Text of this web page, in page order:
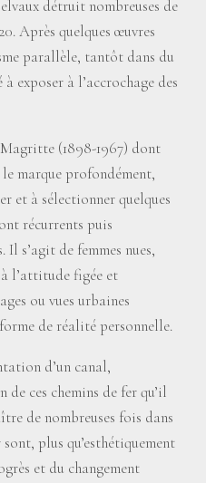
détruit nombreuses de
Après quelques œuvres
parallèle, tantôt dans du
exposer à l’accrochage des
(1898-1967) dont
marque profondément,
et à sélectionner quelques
récurrents puis
Il s’agit de femmes nues,
à l’attitude figée et
ou vues urbaines
de réalité personnelle.
d’un canal,
ces chemins de fer qu’il
de nombreuses fois dans
plus qu’esthétiquement
et du changement